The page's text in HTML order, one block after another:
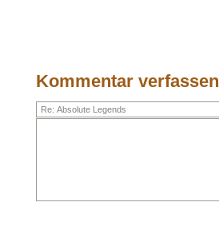
Kommentar verfassen